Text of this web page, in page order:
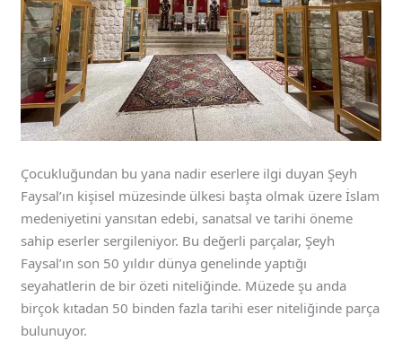
Çocukluğundan bu yana nadir eserlere ilgi duyan Şeyh
Faysal’ın kişisel müzesinde ülkesi başta olmak üzere İslam
medeniyetini yansıtan edebi, sanatsal ve tarihi öneme
sahip eserler sergileniyor. Bu değerli parçalar, Şeyh
Faysal’ın son 50 yıldır dünya genelinde yaptığı
seyahatlerin de bir özeti niteliğinde. Müzede şu anda
birçok kıtadan 50 binden fazla tarihi eser niteliğinde parça
bulunuyor.